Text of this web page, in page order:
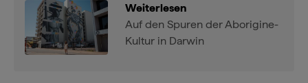
Weiterlesen
Auf den Spuren der Aborigine-
Kultur in Darwin